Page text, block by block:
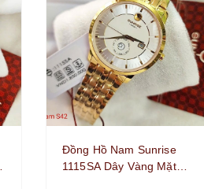
Đồng Hồ Nam Sunrise
1115SA Dây Vàng Mặt